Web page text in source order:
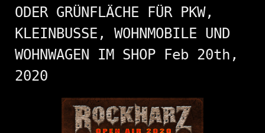
ODER GRÜNFLÄCHE FÜR PKW,
KLEINBUSSE, WOHNMOBILE UND
WOHNWAGEN IM SHOP Feb 20th,
2020